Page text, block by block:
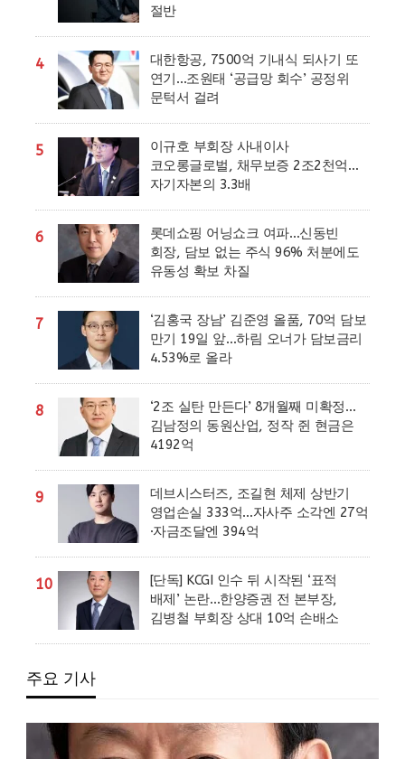
절반
4
대한항공, 7500억 기내식 되사기 또
연기…조원태 ‘공급망 회수’ 공정위
문턱서 걸려
5
이규호 부회장 사내이사
코오롱글로벌, 채무보증 2조2천억…
자기자본의 3.3배
6
롯데쇼핑 어닝쇼크 여파…신동빈
회장, 담보 없는 주식 96% 처분에도
유동성 확보 차질
7
‘김홍국 장남’ 김준영 올품, 70억 담보
만기 19일 앞…하림 오너가 담보금리
4.53%로 올라
8
‘2조 실탄 만든다’ 8개월째 미확정…
김남정의 동원산업, 정작 쥔 현금은
4192억
9
데브시스터즈, 조길현 체제 상반기
영업손실 333억…자사주 소각엔 27억
·자금조달엔 394억
10
[단독] KCGI 인수 뒤 시작된 ‘표적
배제’ 논란…한양증권 전 본부장,
김병철 부회장 상대 10억 손배소
주요 기사